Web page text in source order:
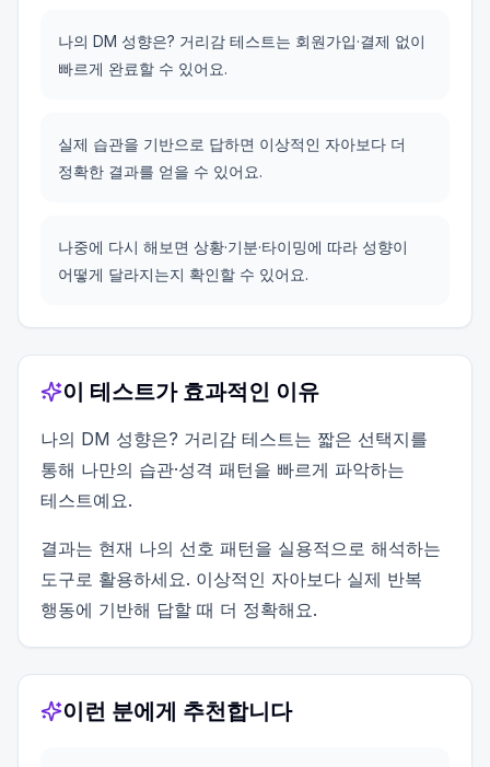
나의 DM 성향은? 거리감 테스트는 회원가입·결제 없이
빠르게 완료할 수 있어요.
실제 습관을 기반으로 답하면 이상적인 자아보다 더
정확한 결과를 얻을 수 있어요.
나중에 다시 해보면 상황·기분·타이밍에 따라 성향이
어떻게 달라지는지 확인할 수 있어요.
이 테스트가 효과적인 이유
나의 DM 성향은? 거리감 테스트는 짧은 선택지를
통해 나만의 습관·성격 패턴을 빠르게 파악하는
테스트예요.
결과는 현재 나의 선호 패턴을 실용적으로 해석하는
도구로 활용하세요. 이상적인 자아보다 실제 반복
행동에 기반해 답할 때 더 정확해요.
이런 분에게 추천합니다